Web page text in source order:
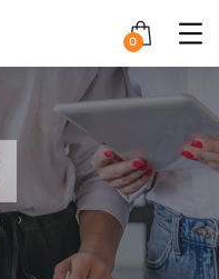
0